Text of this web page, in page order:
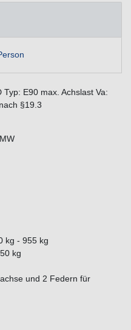
E90 max. Achslast Va:
§19.3
kg - 955 kg
kg
und 2 Federn für